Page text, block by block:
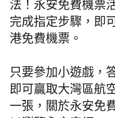
法！永安免費機票
完成指定步驟，即
港免費機票。
只要參加小遊戲，
即可贏取大灣區航
一張，關於永安免